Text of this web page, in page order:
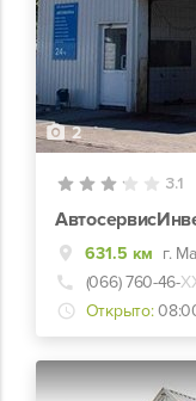
2
3.1
631.5 км г.
(066) 760-46-
Открыто: